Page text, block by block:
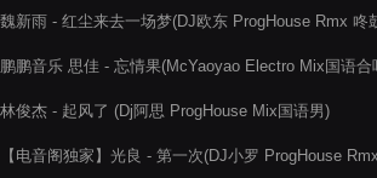
魏新雨 - 红尘来去一场梦(DJ欧东 ProgHouse Rmx 咚
鹏鹏音乐 思佳 - 忘情果(McYaoyao Electro Mix国语合
林俊杰 - 起风了 (Dj阿思 ProgHouse Mix国语男)
【电音阁独家】光良 - 第一次(DJ小罗 ProgHouse